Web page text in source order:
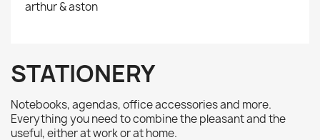
arthur & aston
STATIONERY
Notebooks, agendas, office accessories and more.
Everything you need to combine the pleasant and the
useful, either at work or at home.